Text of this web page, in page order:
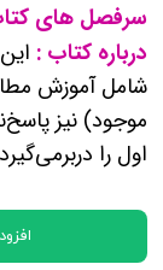
سرفصل های
درباره کتاب :
شامل آموزش
موجود) نیز
اول را